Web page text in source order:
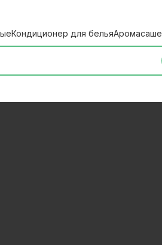
Кондиционер для бельяАромасаше